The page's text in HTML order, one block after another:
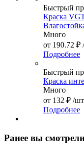
Быстрый
Краска
Много
от 190.72 ₽
Подробнее
Быстрый
Краска
Много
от 132 ₽ /шт
Подробнее
Ранее вы